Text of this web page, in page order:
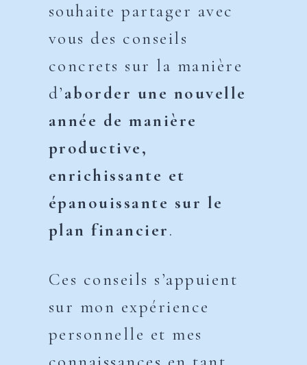
souhaite partager avec
vous des conseils
concrets sur la manière
d’aborder une nouvelle
année de manière
productive,
enrichissante et
épanouissante sur le
plan financier.
Ces conseils s’appuient
sur mon expérience
personnelle et mes